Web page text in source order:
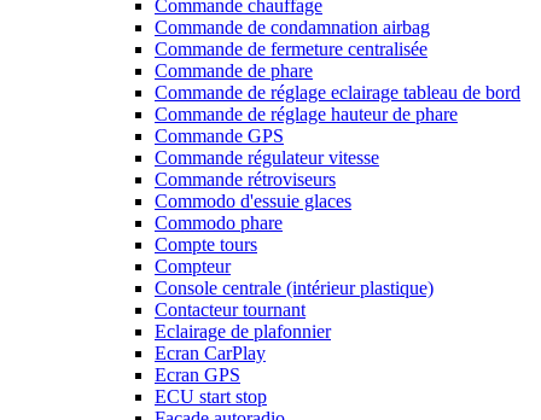
Commande chauffage
Commande de condamnation airbag
Commande de fermeture centralisée
Commande de phare
Commande de réglage eclairage tableau de bord
Commande de réglage hauteur de phare
Commande GPS
Commande régulateur vitesse
Commande rétroviseurs
Commodo d'essuie glaces
Commodo phare
Compte tours
Compteur
Console centrale (intérieur plastique)
Contacteur tournant
Eclairage de plafonnier
Ecran CarPlay
Ecran GPS
ECU start stop